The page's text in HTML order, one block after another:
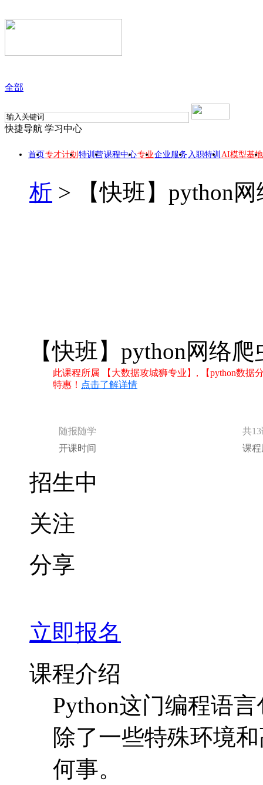
全部
快捷导航 学习中心
首页专才计划 特训营课程中心专业企业服务 入职特训 AI模型基地
析 > 【快班】python
【快班】python网络
此课程所属 【大数据攻城狮专业】, 【python数
特惠！ 点击了解详情
随报随学
共
开课时间
课
招生中
关注
分享
立即报名
课程介绍
Python这门编程语
除了一些特殊环境
何事。